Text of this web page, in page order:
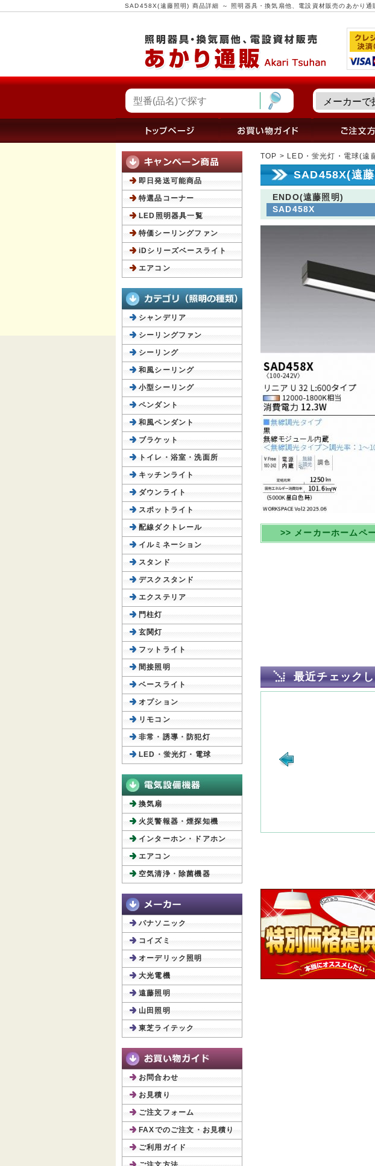
SAD458X(遠藤照明) 商品詳細 ～ 照明器具・換気扇他、電設資材販売のあかり通
TOP > LED・蛍光灯・電球(遠
SAD458X(遠
ENDO(遠藤照明)
SAD458X
>> メーカーホームペ
最近チェック
即日発送可能商品
特選品コーナー
LED照明器具一覧
特価シーリングファン
iDシリーズベースライト
エアコン
シャンデリア
シーリングファン
シーリング
和風シーリング
小型シーリング
ペンダント
和風ペンダント
ブラケット
トイレ・浴室・洗面所
キッチンライト
ダウンライト
スポットライト
配線ダクトレール
イルミネーション
スタンド
デスクスタンド
エクステリア
門柱灯
玄関灯
フットライト
間接照明
ベースライト
オプション
リモコン
非常・誘導・防犯灯
LED・蛍光灯・電球
換気扇
火災警報器・煙探知機
インターホン・ドアホン
エアコン
空気清浄・除菌機器
パナソニック
コイズミ
オーデリック照明
大光電機
遠藤照明
山田照明
東芝ライテック
お問合わせ
お見積り
ご注文フォーム
FAXでのご注文・お見積り
ご利用ガイド